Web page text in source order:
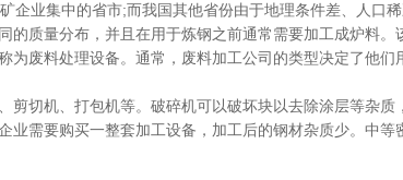
企业集中的省市;而我国其他省份由于地理条件差、人口
的质量分布，并且在用于炼钢之前通常需要加工成炉料
为废料处理设备。通常，废料加工公司的类型决定了他们
剪切机、打包机等。破碎机可以破坏块以去除涂层等杂
业需要购买一整套加工设备，加工后的钢材杂质少。中